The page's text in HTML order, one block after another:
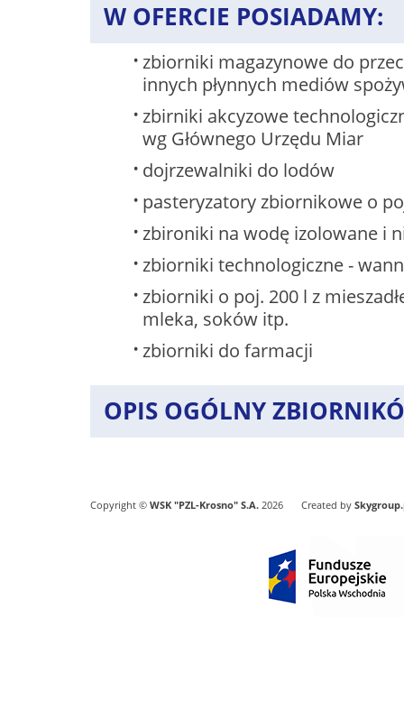
W OFERCIE POSIADAMY:
zbiorniki magazynowe do
innych płynnych mediów
zbirniki akcyzowe
wg Głównego Urzędu Miar
dojrzewalniki do lodów
pasteryzatory zbiornikowe o
zbironiki na wodę izolowane i
zbiorniki technologiczne -
zbiorniki o poj. 200 l z
mleka, soków itp.
zbiorniki do farmacji
OPIS OGÓLNY
Copyright © WSK "PZL-Krosno" S.A. 2026 Created by